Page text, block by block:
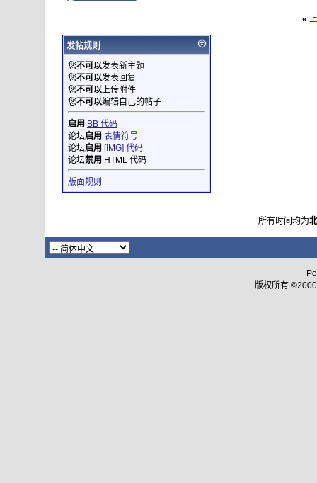
«
发帖规则
您不可以发表新主题
您不可以发表回复
您不可以上传附件
您不可以编辑自己的帖子
启用 BB 代码
论坛启用 表情符号
论坛启用 [IMG] 代码
论坛禁用 HTML 代码
版面规则
所有时间均为
版权所有